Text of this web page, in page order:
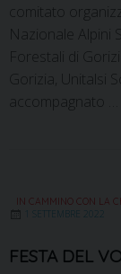
comitato
Nazionale Alpini
Forestali di
Gorizia, Unitalsi
accompagnato …
IN CAMMINO CON LA
1 SETTEMBRE 2022
FESTA DEL